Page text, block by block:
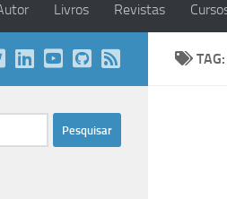
Livros Revistas
TAG: